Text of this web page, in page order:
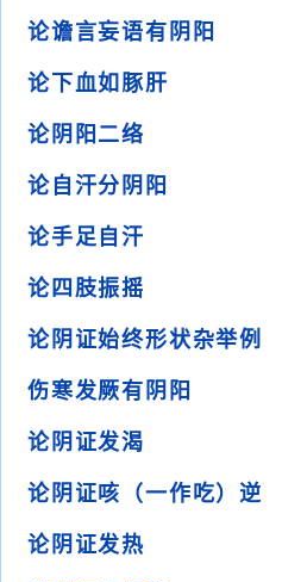
论谵言妄语有阴阳
论下血如豚肝
论阴阳二络
论自汗分阴阳
论手足自汗
论四肢振摇
论阴证始终形状杂举例
伤寒发厥有阴阳
论阴证发渴
论阴证咳（一作吃）逆
论阴证发热